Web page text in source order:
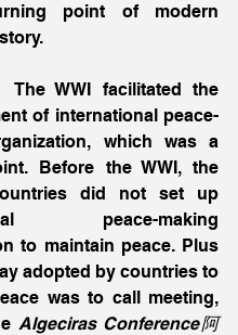
point of modern
of international peace-
which was a
Before the WWI, the
did not set up
peace-making
to maintain peace. Plus
adopted by countries to
was to call meeting,
Algeciras Conference阿